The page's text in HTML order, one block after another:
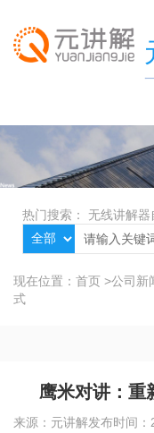
热门搜索： 无线讲解器
现在位置： 首页 >公司新
式
鹰米对讲：重
来源：元讲解发布时间